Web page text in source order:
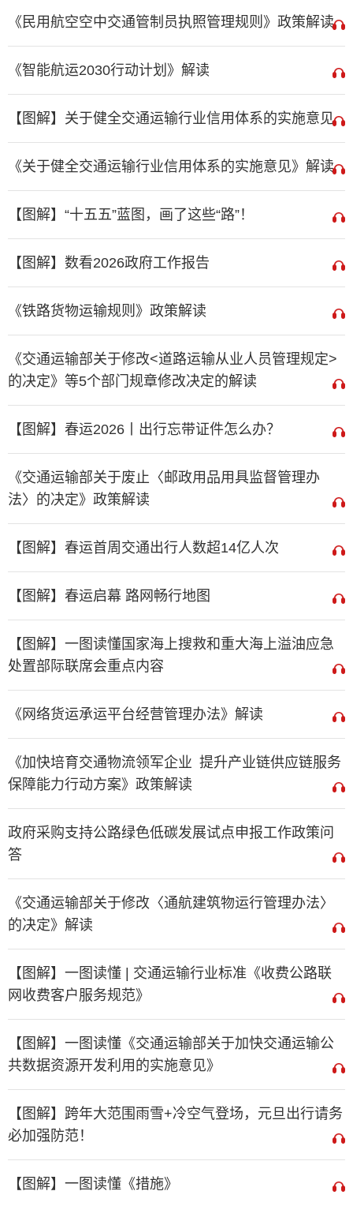
《民用航空空中交通管制员执照管理规则》政策解读
《智能航运2030行动计划》解读
【图解】关于健全交通运输行业信用体系的实施意见
《关于健全交通运输行业信用体系的实施意见》解读
【图解】“十五五”蓝图，画了这些“路”！
【图解】数看2026政府工作报告
《铁路货物运输规则》政策解读
《交通运输部关于修改<道路运输从业人员管理规定>
的决定》等5个部门规章修改决定的解读
【图解】春运2026丨出行忘带证件怎么办？
《交通运输部关于废止〈邮政用品用具监督管理办
法〉的决定》政策解读
【图解】春运首周交通出行人数超14亿人次
【图解】春运启幕 路网畅行地图
【图解】一图读懂国家海上搜救和重大海上溢油应急
处置部际联席会重点内容
《网络货运承运平台经营管理办法》解读
《加快培育交通物流领军企业 提升产业链供应链服务
保障能力行动方案》政策解读
政府采购支持公路绿色低碳发展试点申报工作政策问
答
《交通运输部关于修改〈通航建筑物运行管理办法〉
的决定》解读
【图解】一图读懂 | 交通运输行业标准《收费公路联
网收费客户服务规范》
【图解】一图读懂《交通运输部关于加快交通运输公
共数据资源开发利用的实施意见》
【图解】跨年大范围雨雪+冷空气登场，元旦出行请务
必加强防范！
【图解】一图读懂《措施》